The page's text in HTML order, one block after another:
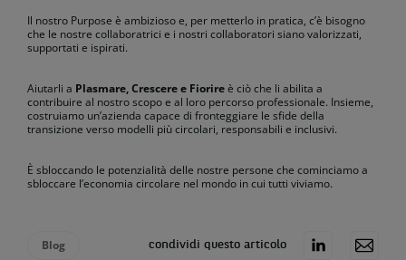
Il nostro Purpose è ambizioso e, per metterlo in pratica, c’è bisogno
che le nostre collaboratrici e i nostri collaboratori siano valorizzati,
supportati e ispirati.
Aiutarli a Plasmare, Crescere e Fiorireè ciò che li abilita a
contribuire al nostro scopo e al loro percorso professionale. Insieme,
costruiamo un’azienda capace di fronteggiare le sfide della
transizione verso modelli più circolari, responsabili e inclusivi.
È sbloccando le potenzialità delle nostre persone che cominciamo a
sbloccare l’economia circolare nel mondo in cui tutti viviamo.
Blog condividi questo articolo